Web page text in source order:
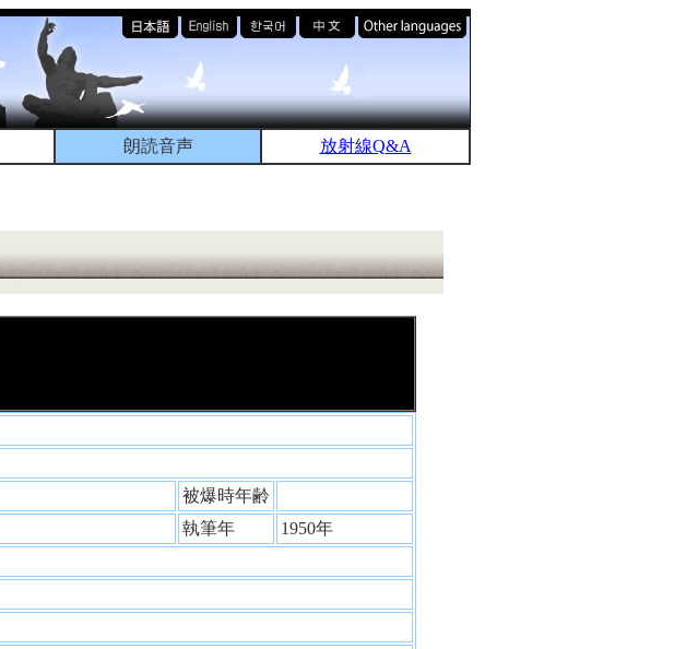
朗読音声 放射線Q&A
被爆時年齢
執筆年
1950年